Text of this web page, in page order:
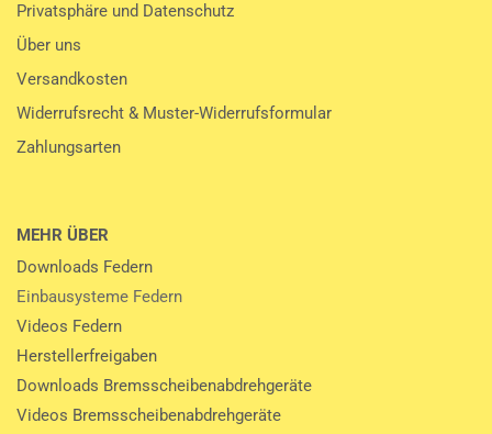
Privatsphäre und Datenschutz
Über uns
Versandkosten
Widerrufsrecht & Muster-Widerrufsformular
Zahlungsarten
MEHR ÜBER
Downloads Federn
Einbausysteme Federn
Videos Federn
Herstellerfreigaben
Downloads Bremsscheibenabdrehgeräte
Videos Bremsscheibenabdrehgeräte